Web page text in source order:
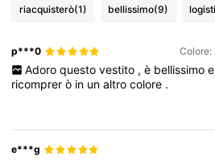
riacquisterò(1) bellissimo(9)
p***0 Colore:
Adoro questo vestito , è bellissimo e
ricomprerò in unaltrocolore .
e***g